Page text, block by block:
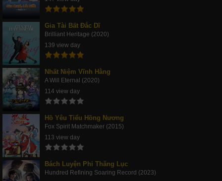
Gia Tài Bất Đắc Dĩ
Brilliant Heritage (2020)
139 view day
Nhất Niệm Vĩnh Hằng
A Will Eternal (2020)
114 view day
Hồ Yêu Tiểu Hồng Nương
Fox Spirit Matchmaker (2015)
113 view day
Bách Luyện Phi Thăng Lục
Hundred Refining Soaring Record (2023)